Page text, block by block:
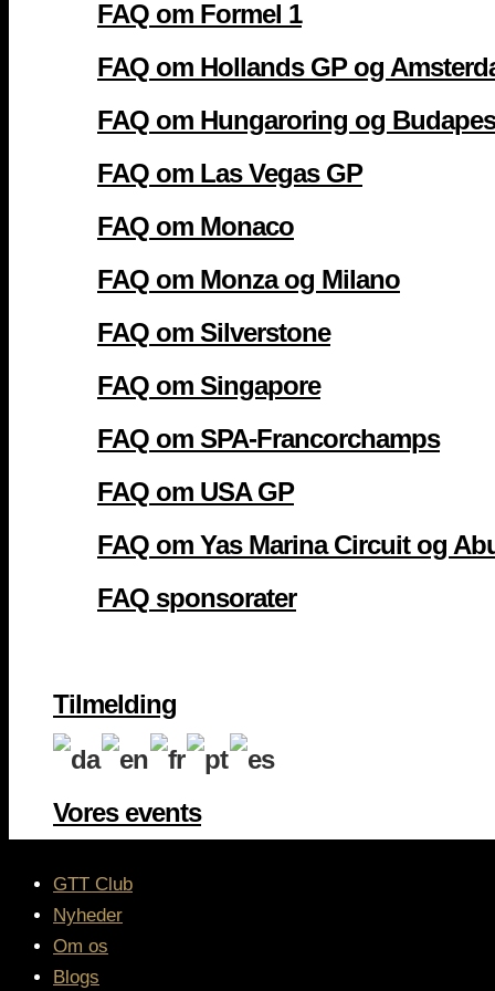
FAQ om Formel 1
FAQ om Hollands GP og
FAQ om Hungaroring og
FAQ om Las Vegas GP
FAQ om Monaco
FAQ om Monza og Milano
FAQ om Silverstone
FAQ om Singapore
FAQ om SPA-Francorchamps
FAQ om USA GP
FAQ om Yas Marina Circuit og
FAQ sponsorater
Tilmelding
Vores events
GTT Club
Nyheder
Om os
Blogs